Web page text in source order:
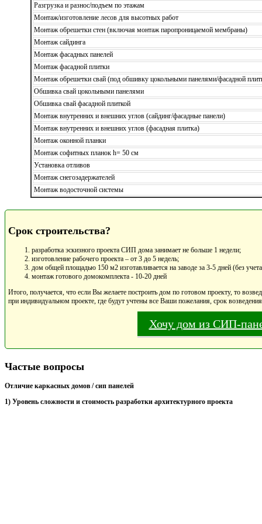
Разгрузка и разнос/подъем по этажам
Монтаж/изготовление лесов для высотных работ
Монтаж обрешетки стен (включая монтаж паропроницаемой мембраны)
Монтаж сайдинга
Монтаж фасадных панелей
Монтаж фасадной плитки
Монтаж обрешетки свай (под обшивку цокольными панелями/фасадной
Обшивка свай цокольными панелями
Обшивка свай фасадной плиткой
Монтаж внутренних и внешних углов (сайдинг/фасадные панели)
Монтаж внутренних и внешних углов (фасадная плитка)
Монтаж оконной планки
Монтаж софитных планок h= 50 см
Установка отливов
Монтаж снегозадержателей
Монтаж водосточной системы
Срок строительства?
разработка эскизного проекта СИП дома занимает не больше 1 недели;
изготовление рабочего проекта – от 3 до 5 недель;
дом общей площадью 150 м2 изготавливается на заводе за 3-5 дней (без
монтаж готового домокомплекта - 10-20 дней
Итого, получается, что если Вы желаете построить дом по готовом проекту, то
при индивидуальном проекте, где будут учтены все Ваши пожелания, срок
Хочу дом из СИП-
Частые вопросы
Отличие каркасных домов / сип панелей
1) Уровень сложности и стоимость разработки архитектурного проекта